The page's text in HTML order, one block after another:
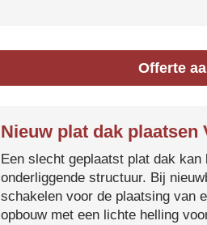
Offerte
Nieuw plat dak plaatsen
Een slecht geplaatst plat dak
onderliggende structuur. Bij
schakelen voor de plaatsing van
opbouw met een lichte helling